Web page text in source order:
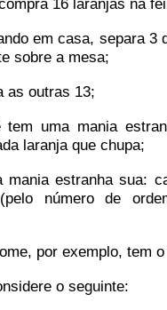
em casa, separa 3
sobre a mesa;
as outras 13;
uma mania
laranja que chupa;
mania estranha sua:
número de
por exemplo, tem
o seguinte: